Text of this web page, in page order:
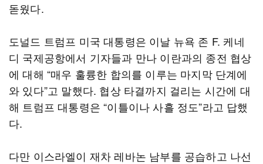
돋웠다.
도널드 트럼프 미국 대통령은 이날 뉴욕 존 F. 케네
디 국제공항에서 기자들과 만나 이란과의 종전 협상
에 대해 “매우 훌륭한 합의를 이루는 마지막 단계에
와 있다”고 말했다. 협상 타결까지 걸리는 시간에 대
해 트럼프 대통령은 “이틀이나 사흘 정도”라고 답했
다.
다만 이스라엘이 재차 레바논 남부를 공습하고 나선